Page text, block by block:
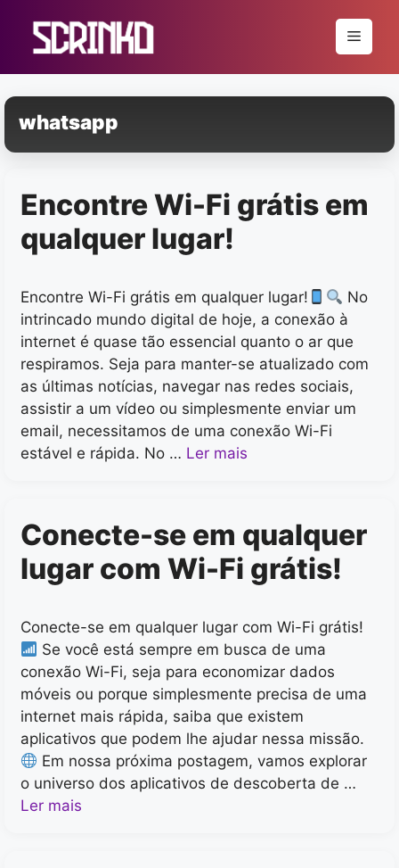
conteúdo
Menu
whatsapp
Encontre Wi-Fi grátis em
qualquer lugar!
Encontre Wi-Fi grátis em qualquer lugar!
No
intrincado mundo digital de hoje, a conexão à
internet é quase tão essencial quanto o ar que
respiramos. Seja para manter-se atualizado com
as últimas notícias, navegar nas redes sociais,
assistir a um vídeo ou simplesmente enviar um
email, necessitamos de uma conexão Wi-Fi
estável e rápida. No … Ler mais
Conecte-se em qualquer
lugar com Wi-Fi grátis!
Conecte-se em qualquer lugar com Wi-Fi grátis!
Se você está sempre em busca de uma
conexão Wi-Fi, seja para economizar dados
móveis ou porque simplesmente precisa de uma
internet mais rápida, saiba que existem
aplicativos que podem lhe ajudar nessa missão.
Em nossa próxima postagem, vamos explorar
o universo dos aplicativos de descoberta de …
Ler mais